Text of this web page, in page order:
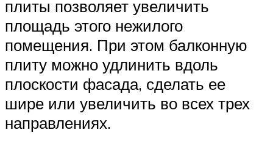
плиты позволяет увеличить
площадь этого нежилого
помещения. При этом балконную
плиту можно удлинить вдоль
плоскости фасада, сделать ее
шире или увеличить во всех трех
направлениях.